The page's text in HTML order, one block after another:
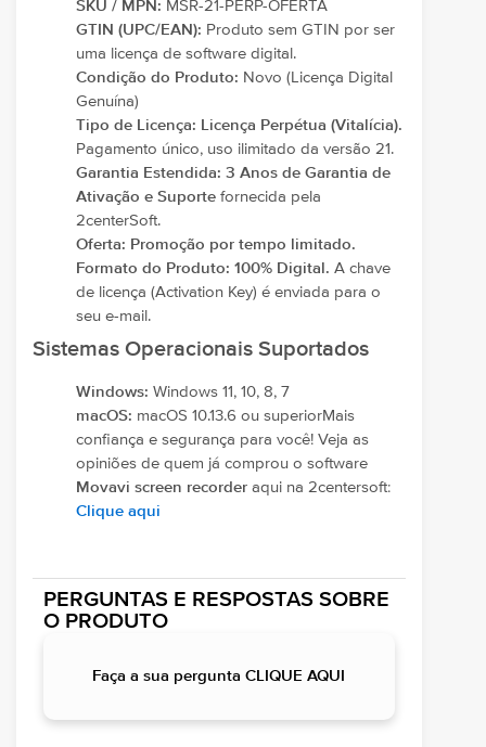
SKU / MPN: MSR-21-PERP-OFERTA
GTIN (UPC/EAN): Produto sem GTIN por ser
uma licença de software digital.
Condição do Produto: Novo (Licença Digital
Genuína)
Tipo de Licença: Licença Perpétua (Vitalícia).
Pagamento único, uso ilimitado da versão 21.
Garantia Estendida: 3 Anos de Garantia de
Ativação e Suporte fornecida pela
2centerSoft.
Oferta: Promoção por tempo limitado.
Formato do Produto: 100% Digital. A chave
de licença (Activation Key) é enviada para o
seu e-mail.
Sistemas Operacionais Suportados
Windows: Windows 11, 10, 8, 7
macOS: macOS 10.13.6 ou superiorMais
confiança e segurança para você! Veja as
opiniões de quem já comprou o software
Movavi screen recorder aqui na 2centersoft:
Clique aqui
PERGUNTAS E RESPOSTAS SOBRE
O PRODUTO
Faça a sua pergunta CLIQUE AQUI